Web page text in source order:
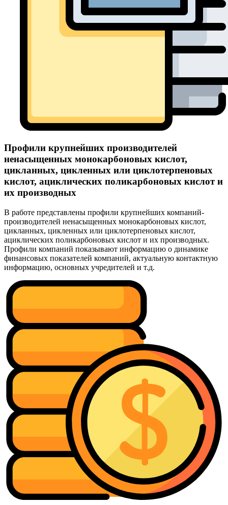
Профили крупнейших производителей
ненасыщенных монокарбоновых кислот,
цикланных, цикленных или циклотерпеновых
кислот, ациклических поликарбоновых кислот и
их производных
В работе представлены профили крупнейших компаний-
производителей ненасыщенных монокарбоновых кислот,
цикланных, цикленных или циклотерпеновых кислот,
ациклических поликарбоновых кислот и их производных.
Профили компаний показывают информацию о динамике
финансовых показателей компаний, актуальную контактную
информацию, основных учредителей и т.д.